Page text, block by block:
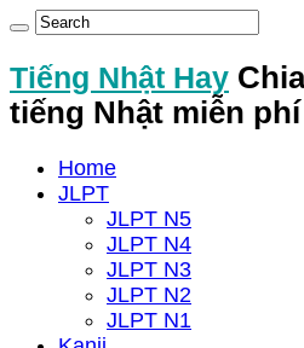
Tiếng Nhật Hay
tiếng Nhật miễn phí
Home
JLPT
JLPT N5
JLPT N4
JLPT N3
JLPT N2
JLPT N1